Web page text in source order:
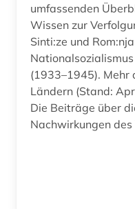
umfassenden
Wissen zur
Sinti:ze und
(1933–1945). Mehr
Ländern (Stand:
Die Beiträge über
Nachwirkungen des